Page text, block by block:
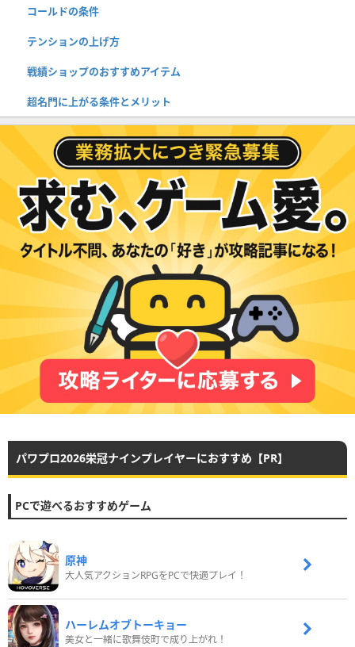
コールドの条件
テンションの上げ方
戦績ショップのおすすめアイテム
超名門に上がる条件とメリット
パワプロ2026栄冠ナインプレイヤーにおすすめ【PR】
PCで遊べるおすすめゲーム
原神
大人気アクションRPGをPCで快適プレイ！
ハーレムオブトーキョー
美女と一緒に歌舞伎町で成り上がれ！